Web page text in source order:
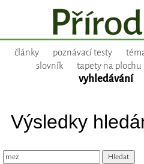
články poznávací testy
slovník
tapety na plochu
vyhledávání
Výsledky